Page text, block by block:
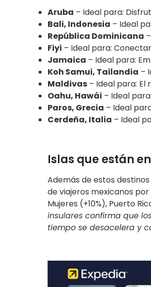
Aruba – Ideal para:
Bali, Indonesia – Ideal
República Dominicana
Fiyi – Ideal para:
Jamaica – Ideal para:
Koh Samui, Tailandia –
Maldivas – Ideal para: El
Oahu, Hawái – Ideal
Paros, Grecia – Ideal
Cerdeña, Italia – Ideal
Islas que están
Además de estos
de viajeros mexicanos
Mujeres (+10%), Puerto
insulares confirma que
tiempo se desacelera y